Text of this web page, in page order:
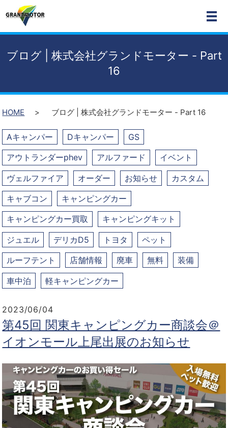
ブログ | 株式会社グランドモーター - Part
16
HOME ブログ | 株式会社グランドモーター - Part 16
Aキャンパー Dキャンパー GS
アウトランダーphev アルファード イベント
ヴェルファイア オーダー お知らせ カスタム
キャブコン キャンピングカー
キャンピングカー買取 キャンピングキット
ジュエル デリカD5 トヨタ ペット
ルーフテント 店舗情報 廃車 無料 装備
車中泊 軽キャンピングカー
2023/06/04
第45回 関東キャンピングカー商談会＠
イオンモール上尾出展のお知らせ